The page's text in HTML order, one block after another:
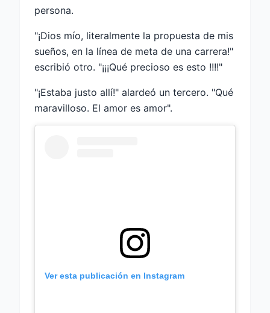
persona.
"¡Dios mío, literalmente la propuesta de mis
sueños, en la línea de meta de una carrera!"
escribió otro. "¡¡¡Qué precioso es esto !!!!"
"¡Estaba justo allí!" alardeó un tercero. "Qué
maravilloso. El amor es amor".
Ver esta publicación en Instagram